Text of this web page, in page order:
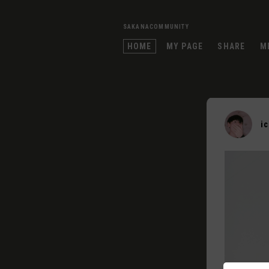
SAKANACOMMUNITY
HOME MY PAGE SHARE